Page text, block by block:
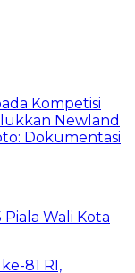
Piala Wali Kota